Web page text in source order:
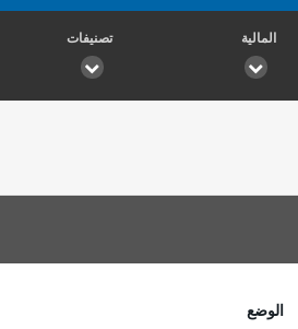
المالية تصنيفات
الوضع